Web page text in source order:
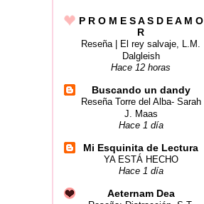
P R O M E S A S D E A M O
R
Reseña | El rey salvaje, L.M.
Dalgleish
Hace 12 horas
Buscando un dandy
Reseña Torre del Alba- Sarah
J. Maas
Hace 1 día
Mi Esquinita de Lectura
YA ESTÁ HECHO
Hace 1 día
Aeternam Dea